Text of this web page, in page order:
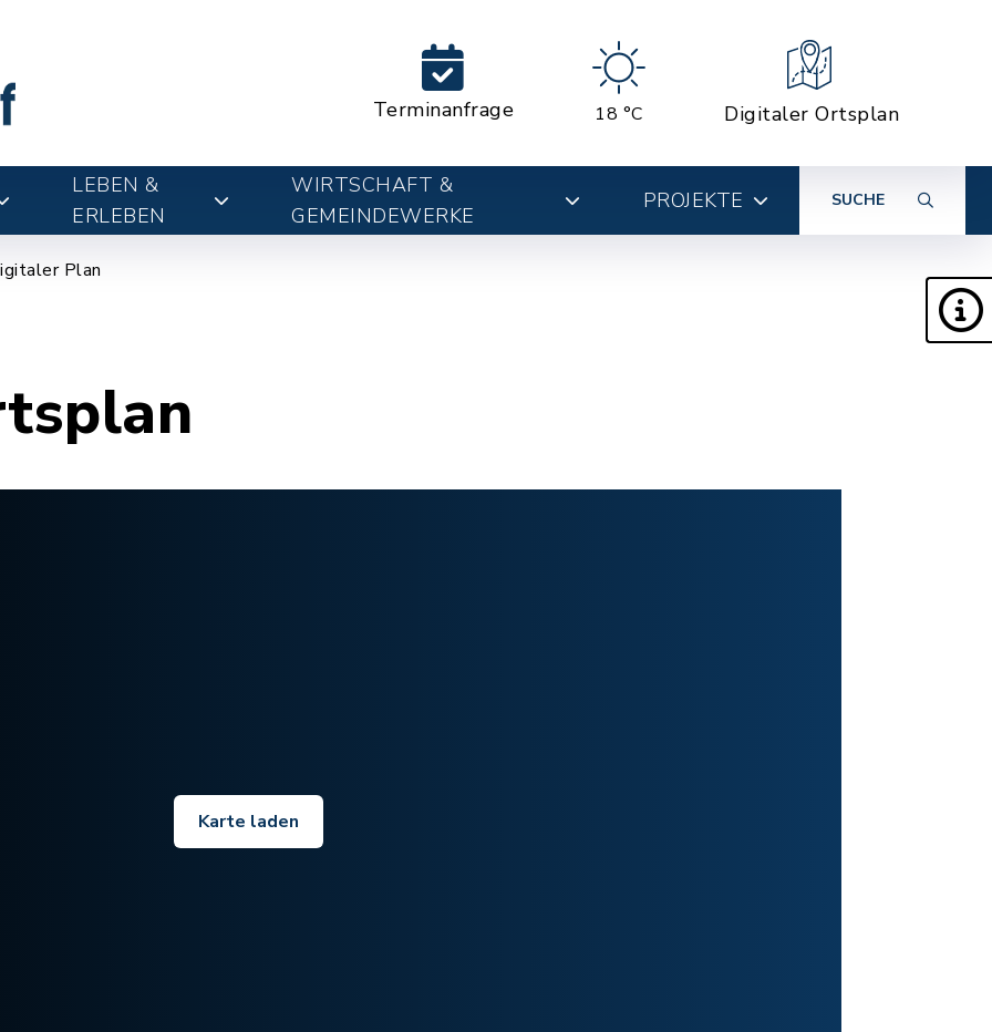
Terminanfrage 18 °C Digitaler Ortsplan
LEBEN &
ERLEBEN
WIRTSCHAFT &
GEMEINDEWERKE
PROJEKTE SUCHE
Plan
Karte laden